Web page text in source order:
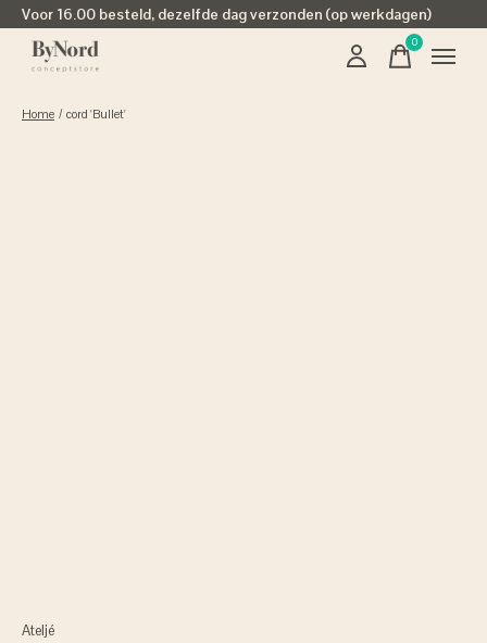
Voor 16.00 besteld, dezelfde dag verzonden (op werkdagen)
0items
Home / cord 'Bullet'
Ateljé